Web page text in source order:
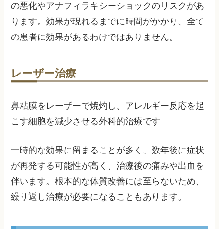
の悪化やアナフィラキシーショックのリスクがあ
ります。効果が現れるまでに時間がかかり、全て
の患者に効果があるわけではありません。
レーザー治療
鼻粘膜をレーザーで焼灼し、アレルギー反応を起
こす細胞を減少させる外科的治療です
一時的な効果に留まることが多く、数年後に症状
が再発する可能性が高く、治療後の痛みや出血を
伴います。根本的な体質改善には至らないため、
繰り返し治療が必要になることもあります。